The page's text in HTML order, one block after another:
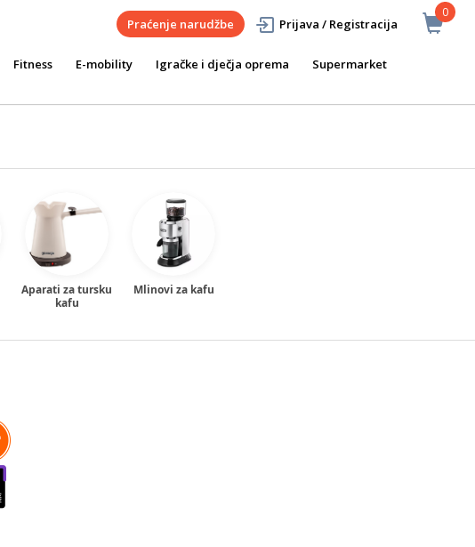
0
Praćenje narudžbe Prijava / Registracija
Fitness E-mobility Igračke i dječja oprema
Supermarket
Aparati za tursku
kafu
Mlinovi za kafu